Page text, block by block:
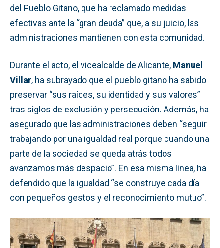
del Pueblo Gitano, que ha reclamado medidas
efectivas ante la “gran deuda” que, a su juicio, las
administraciones mantienen con esta comunidad.
Durante el acto, el vicealcalde de Alicante, Manuel
Villar, ha subrayado que el pueblo gitano ha sabido
preservar “sus raíces, su identidad y sus valores”
tras siglos de exclusión y persecución. Además, ha
asegurado que las administraciones deben “seguir
trabajando por una igualdad real porque cuando una
parte de la sociedad se queda atrás todos
avanzamos más despacio”. En esa misma línea, ha
defendido que la igualdad “se construye cada día
con pequeños gestos y el reconocimiento mutuo”.